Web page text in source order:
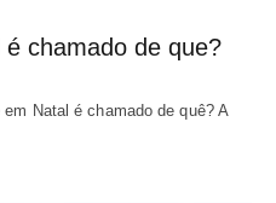
chamado de que?
Natal é chamado de quê? A